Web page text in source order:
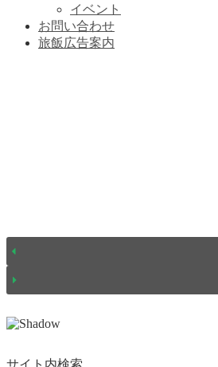
イベント
お問い合わせ
旅飯広告案内
サイト内検索